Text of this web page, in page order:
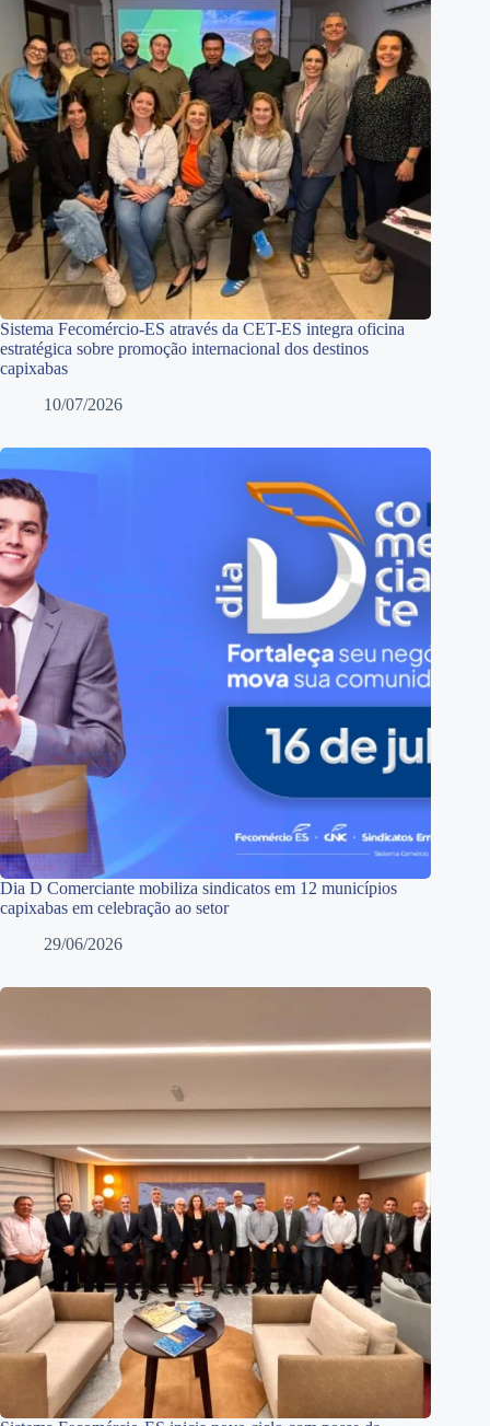
Sistema Fecomércio-ES através da CET-ES integra oficina
estratégica sobre promoção internacional dos destinos
capixabas
10/07/2026
Dia D Comerciante mobiliza sindicatos em 12 municípios
capixabas em celebração ao setor
29/06/2026